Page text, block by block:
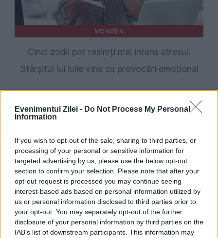
Evenimentul Zilei - Do Not Process My Personal
Information
If you wish to opt-out of the sale, sharing to third parties, or
processing of your personal or sensitive information for
targeted advertising by us, please use the below opt-out
section to confirm your selection. Please note that after your
opt-out request is processed you may continue seeing
interest-based ads based on personal information utilized by
us or personal information disclosed to third parties prior to
your opt-out. You may separately opt-out of the further
disclosure of your personal information by third parties on the
IAB’s list of downstream participants. This information may
MONDEN
Cinci zodii pot resimți mai intens stresul.
Sfârșitul lui iulie vine cu provocări emoțional